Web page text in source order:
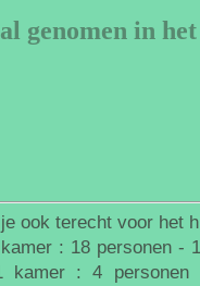
genomen in
ook terecht voor het
: 18 personen -
: 4 personen